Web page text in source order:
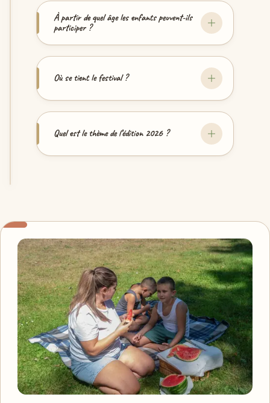
À partir de quel âge les enfants peuvent-ils
participer ?
Où se tient le festival ?
Quel est le thème de l’édition 2026 ?